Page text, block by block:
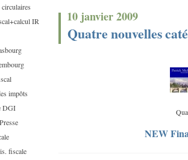
circulaires
IR
impôts
DGI
fiscale
10 janvier 2009
Quatre nouvelles
NEW